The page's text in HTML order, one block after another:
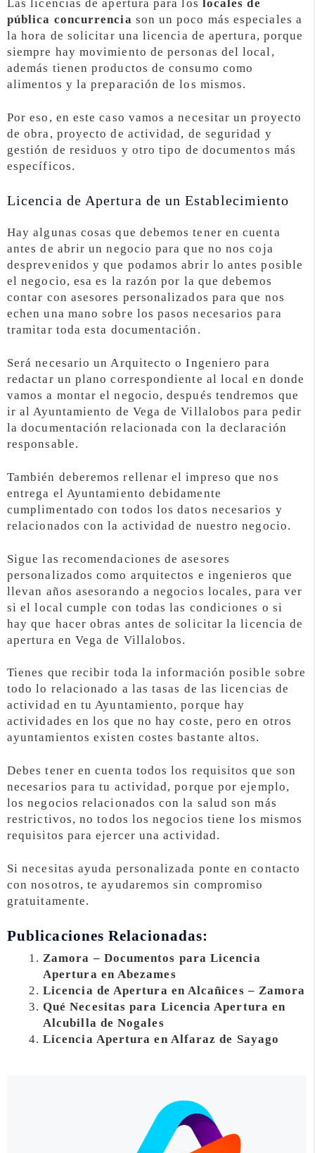
Las licencias de apertura para los
locales de
pública concurrencia son un poco más especiales a
la hora de solicitar una licencia de apertura, porque
siempre hay movimiento de personas del local,
además tienen productos de consumo como
alimentos y la preparación de los mismos.
Por eso, en este caso vamos a necesitar un proyecto
de obra, proyecto de actividad, de seguridad y
gestión de residuos y otro tipo de documentos más
específicos.
Licencia de Apertura de un Establecimiento
Hay algunas cosas que debemos tener en cuenta
antes de abrir un negocio para que no nos coja
desprevenidos y que podamos abrir lo antes posible
el negocio, esa es la razón por la que debemos
contar con asesores personalizados para que nos
echen una mano sobre los pasos necesarios para
tramitar toda esta documentación.
Será necesario un Arquitecto o Ingeniero para
redactar un plano correspondiente al local en donde
vamos a montar el negocio, después tendremos que
ir al Ayuntamiento de Vega de Villalobos para pedir
la documentación relacionada con la declaración
responsable.
También deberemos rellenar el impreso que nos
entrega el Ayuntamiento debidamente
cumplimentado con todos los datos necesarios y
relacionados con la actividad de nuestro negocio.
Sigue las recomendaciones de asesores
personalizados como arquitectos e ingenieros que
llevan años asesorando a negocios locales, para ver
si el local cumple con todas las condiciones o si
hay que hacer obras antes de solicitar la licencia de
apertura en Vega de Villalobos.
Tienes que recibir toda la información posible sobre
todo lo relacionado a las tasas de las licencias de
actividad en tu Ayuntamiento, porque hay
actividades en los que no hay coste, pero en otros
ayuntamientos existen costes bastante altos.
Debes tener en cuenta todos los requisitos que son
necesarios para tu actividad, porque por ejemplo,
los negocios relacionados con la salud son más
restrictivos, no todos los negocios tiene los mismos
requisitos para ejercer una actividad.
Si necesitas ayuda personalizada ponte en contacto
con nosotros, te ayudaremos sin compromiso
gratuitamente.
Publicaciones Relacionadas:
Zamora – Documentos para Licencia
Apertura en Abezames
Licencia de Apertura en Alcañices – Zamora
Qué Necesitas para Licencia Apertura en
Alcubilla de Nogales
Licencia Apertura en Alfaraz de Sayago